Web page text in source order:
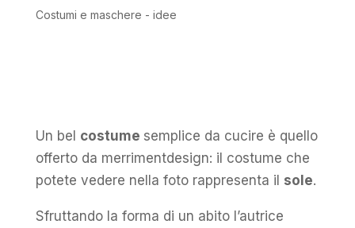
Costumi e maschere - idee
Un bel costume semplice da cucire è quello
offerto da merrimentdesign: il costume che
potete vedere nella foto rappresenta il sole.
Sfruttando la forma di un abito l’autrice